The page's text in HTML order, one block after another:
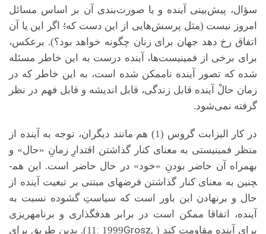
سؤال، پیش‌بینی آینده و یا صورت‌بندی آن بر اساس مسائل
امروز نیست (مثل پرسش‌هایی از این دست که؛ اگر این یا آن
اتفاق رخ دهد جهان برای زنان چگونه خواهد بود؟). برعکس،
برای برخی از فمینیست‌ها، آینده درست به‌ این خاطر مسئله
شده که تصور آینده ناممکن شده است، به این خاطر که در
زمان حالْ آينده قابل زندگی، قابل اندیشه و قابل فهم در نظر
گرفته نمی‌شود.
در کار الیزابت گروس (1) هم مانند دیگران، توجه به آینده از
منظر فمینیستی به معنای کنار گذاشتن اقتدارِ زمانِ «حال» و
بهمراه آن حاضر بودنِ «خود» در حال حاضر است. این هم­
چنین به معنای کنار گذاشتن فرض­های مبتنی بر تبعیت آینده از
حال و برنهادن این باور است که سیاستِ گشوده نسبت به
آینده، اتفاقا ممکن است در برابر هدف­گذاری و برنامه­ریزی
برای آینده مقاومت کند ( Grosz,
1999
: 11). بدین طریق برای